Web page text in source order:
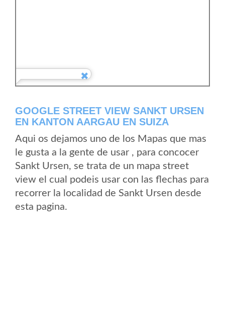
GOOGLE STREET VIEW SANKT URSEN
EN KANTON AARGAU EN SUIZA
Aqui os dejamos uno de los Mapas que mas
le gusta a la gente de usar , para concocer
Sankt Ursen, se trata de un mapa street
view el cual podeis usar con las flechas para
recorrer la localidad de Sankt Ursen desde
esta pagina.